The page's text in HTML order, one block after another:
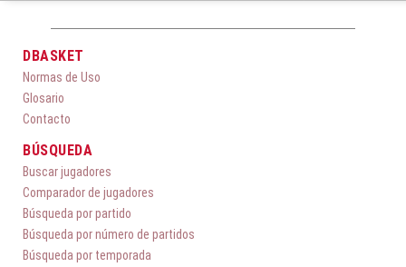
DBASKET
Normas de Uso
Glosario
Contacto
BÚSQUEDA
Buscar jugadores
Comparador de jugadores
Búsqueda por partido
Búsqueda por número de partidos
Búsqueda por temporada